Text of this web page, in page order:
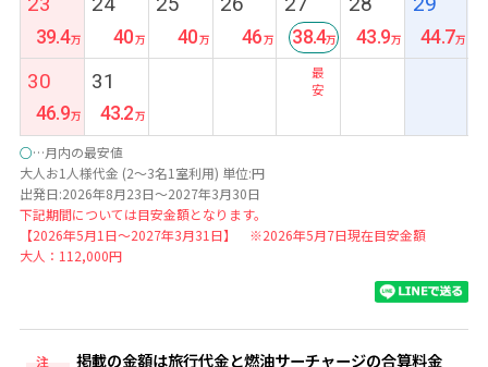
39.4 40 40 46
最
安
38.4 43.9 44.7
30
46.9
31
43.2
○…月内の最安値
大人お1人様代金 (2～3名1室利用) 単位:円
出発日:2026年8月23日～2027年3月30日
下記期間については目安金額となります。
【2026年5月1日～2027年3月31日】 ※2026年5月7日現在目安金額
大人：112,000円
注
掲載の金額は旅行代金と燃油サーチャージの合算料金